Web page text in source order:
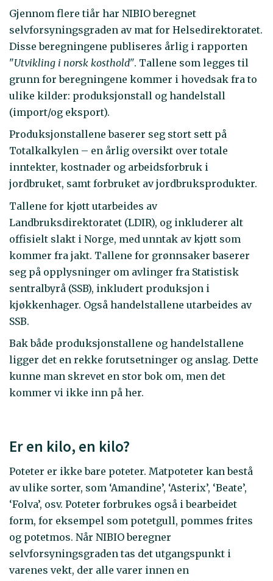
Gjennom flere tiår har NIBIO beregnet
selvforsyningsgraden av mat for Helsedirektoratet.
Disse beregningene publiseres årlig i rapporten
"Utvikling i norsk kosthold". Tallene som legges til
grunn for beregningene kommer i hovedsak fra to
ulike kilder: produksjonstall og handelstall
(import/og eksport).
Produksjonstallene baserer seg stort sett på
Totalkalkylen – en årlig oversikt over totale
inntekter, kostnader og arbeidsforbruk i
jordbruket, samt forbruket av jordbruksprodukter.
Tallene for kjøtt utarbeides av
Landbruksdirektoratet (LDIR), og inkluderer alt
offisielt slakt i Norge, med unntak av kjøtt som
kommer fra jakt. Tallene for grønnsaker baserer
seg på opplysninger om avlinger fra Statistisk
sentralbyrå (SSB), inkludert produksjon i
kjøkkenhager. Også handelstallene utarbeides av
SSB.
Bak både produksjonstallene og handelstallene
ligger det en rekke forutsetninger og anslag. Dette
kunne man skrevet en stor bok om, men det
kommer vi ikke inn på her.
Er en kilo, en kilo?
Poteter er ikke bare poteter. Matpoteter kan bestå
av ulike sorter, som ‘Amandine’, ‘Asterix’, ‘Beate’,
‘Folva’, osv. Poteter forbrukes også i bearbeidet
form, for eksempel som potetgull, pommes frites
og potetmos. Når NIBIO beregner
selvforsyningsgraden tas det utgangspunkt i
varenes vekt, der alle varer innen en